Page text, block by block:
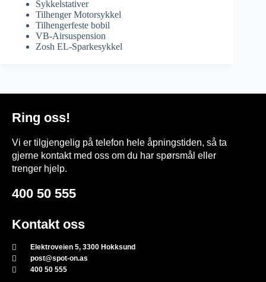
Sykkelstativer
Tilhenger Motorsykkel
Tilhengerfeste bobil
VB-Airsuspension
Zosh EL-Sparkesykkel
Ring oss!
Vi er tilgjengelig på telefon hele åpningstiden, så ta
gjerne kontakt med oss om du har spørsmål eller
trenger hjelp.
400 50 555
Kontakt oss
Elektroveien 5, 3300 Hokksund
post@spot-on.as
400 50 555